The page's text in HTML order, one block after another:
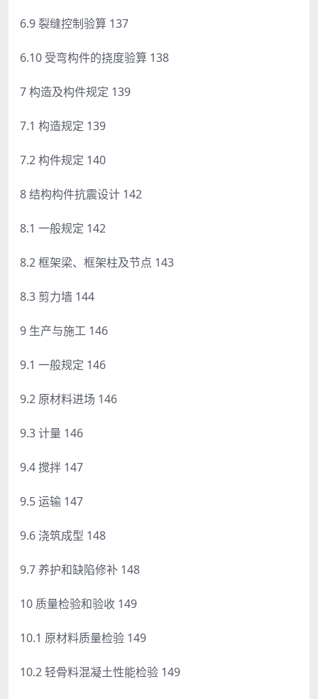
6.9 裂缝控制验算 137
6.10 受弯构件的挠度验算 138
7 构造及构件规定 139
7.1 构造规定 139
7.2 构件规定 140
8 结构构件抗震设计 142
8.1 一般规定 142
8.2 框架梁、框架柱及节点 143
8.3 剪力墙 144
9 生产与施工 146
9.1 一般规定 146
9.2 原材料进场 146
9.3 计量 146
9.4 搅拌 147
9.5 运输 147
9.6 浇筑成型 148
9.7 养护和缺陷修补 148
10 质量检验和验收 149
10.1 原材料质量检验 149
10.2 轻骨料混凝土性能检验 149